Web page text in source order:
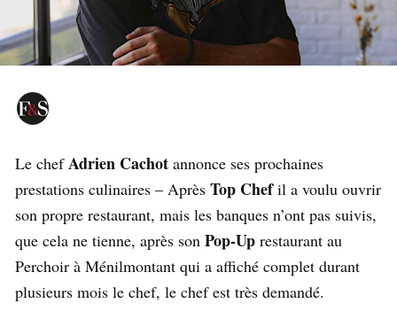
Le chefAdrien Cachot annonce ses prochaines
prestations culinaires – Après Top Chefil a voulu ouvrir
son propre restaurant, mais les banques n’ont pas suivis,
que cela ne tienne, après son Pop-Up restaurant au
Perchoir à Ménilmontant qui a affiché complet durant
plusieurs mois le chef, le chef est très demandé.